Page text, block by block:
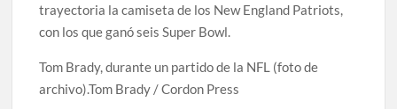
trayectoria la camiseta de los New England Patriots,
con los que ganó seis Super Bowl.
Tom Brady, durante un partido de la NFL (foto de
archivo).Tom Brady / Cordon Press